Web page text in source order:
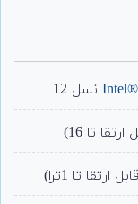
نسل 12